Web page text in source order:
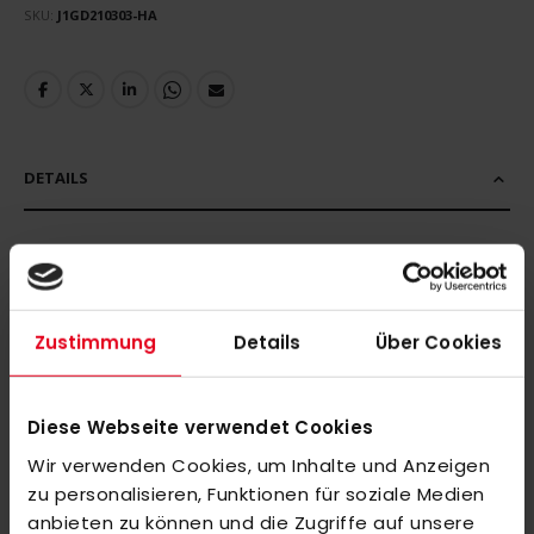
Zustimmung Details Über Cookies
Diese Webseite verwendet Cookies
Wir verwenden Cookies, um Inhalte und Anzeigen
zu personalisieren, Funktionen für soziale Medien
anbieten zu können und die Zugriffe auf unsere
SKU J1GD210303-HA
DETAILS
BEWERTUNGEN
ÄHNLICHE PRODUKTE
Markieren Sie die Artikel, um Sie dem Warenkorb hinzuzufügen
oderAlle auswählen